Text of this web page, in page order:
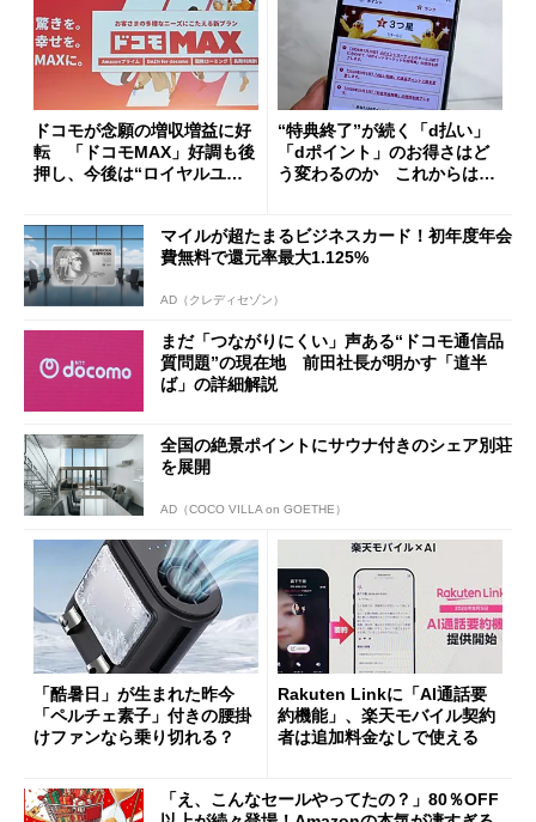
ドコモが念願の増収増益に好
転 「ドコモMAX」好調も後
押し、今後は“ロイヤルユー
“特典終了”が続く「d払い」
「dポイント」のお得さはど
う変わるのか これからは
マイルが超たまるビジネスカード！初年度年会
費無料で還元率最大1.125%
AD（クレディセゾン）
まだ「つながりにくい」声ある“ドコモ通信品
質問題”の現在地 前田社長が明かす「道半
ば」の詳細解説
全国の絶景ポイントにサウナ付きのシェア別荘
を展開
AD（COCO VILLA on GOETHE）
「酷暑日」が生まれた昨今
「ペルチェ素子」付きの腰掛
けファンなら乗り切れる？
Rakuten Linkに「AI通話要
約機能」、楽天モバイル契約
者は追加料金なしで使える
「え、こんなセールやってたの？」80％OFF